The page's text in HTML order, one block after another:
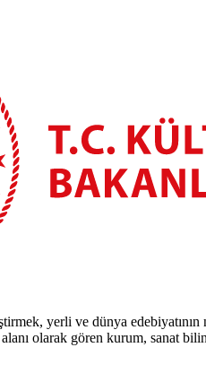
yerli ve dünya edebiyatının
olarak gören kurum, sanat